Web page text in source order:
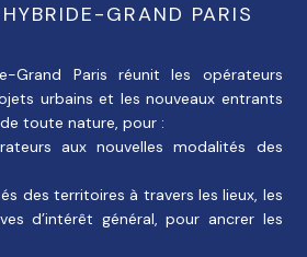
GRAND PARIS
Grand Paris réunit les opérateurs
urbains et les nouveaux entrants
toute nature, pour :
aux nouvelles modalités des
des territoires à travers les lieux, les
d’intérêt général, pour ancrer les